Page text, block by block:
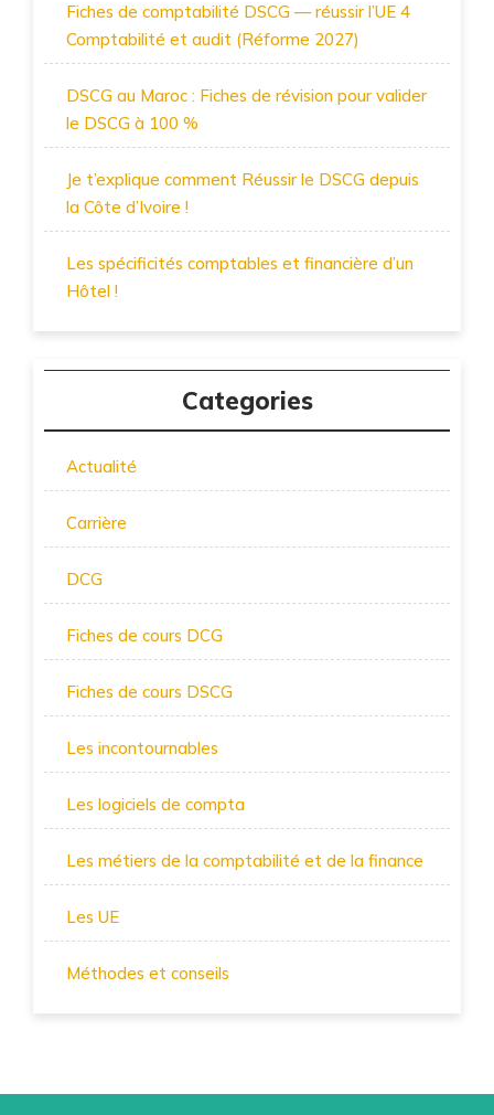
Fiches de comptabilité DSCG — réussir l’UE 4
Comptabilité et audit (Réforme 2027)
DSCG au Maroc : Fiches de révision pour valider
le DSCG à 100 %
Je t’explique comment Réussir le DSCG depuis
la Côte d’Ivoire !
Les spécificités comptables et financière d’un
Hôtel !
Categories
Actualité
Carrière
DCG
Fiches de cours DCG
Fiches de cours DSCG
Les incontournables
Les logiciels de compta
Les métiers de la comptabilité et de la finance
Les UE
Méthodes et conseils